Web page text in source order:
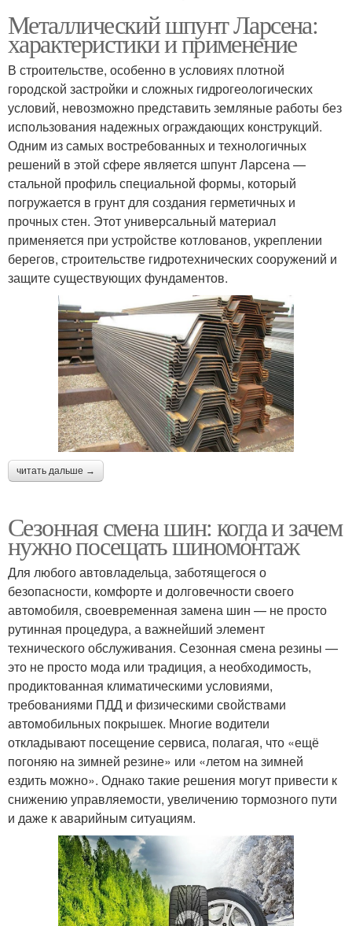
Металлический шпунт Ларсена:
характеристики и применение
В строительстве, особенно в условиях плотной
городской застройки и сложных гидрогеологических
условий, невозможно представить земляные работы без
использования надежных ограждающих конструкций.
Одним из самых востребованных и технологичных
решений в этой сфере является шпунт Ларсена —
стальной профиль специальной формы, который
погружается в грунт для создания герметичных и
прочных стен. Этот универсальный материал
применяется при устройстве котлованов, укреплении
берегов, строительстве гидротехнических сооружений и
защите существующих фундаментов.
читать дальше →
Сезонная смена шин: когда и зачем
нужно посещать шиномонтаж
Для любого автовладельца, заботящегося о
безопасности, комфорте и долговечности своего
автомобиля, своевременная замена шин — не просто
рутинная процедура, а важнейший элемент
технического обслуживания. Сезонная смена резины —
это не просто мода или традиция, а необходимость,
продиктованная климатическими условиями,
требованиями ПДД и физическими свойствами
автомобильных покрышек. Многие водители
откладывают посещение сервиса, полагая, что «ещё
погоняю на зимней резине» или «летом на зимней
ездить можно». Однако такие решения могут привести к
снижению управляемости, увеличению тормозного пути
и даже к аварийным ситуациям.